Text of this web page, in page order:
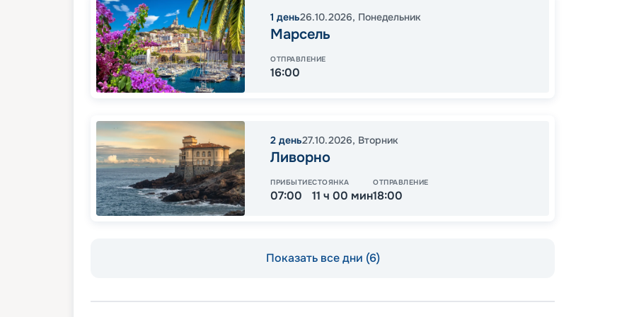
1 день26.10.2026, Понедельник
Марсель
ОТПРАВЛЕНИЕ
16:00
2 день27.10.2026, Вторник
Ливорно
ПРИБЫТИЕ
07:00
СТОЯНКА
11 ч 00 мин
ОТПРАВЛЕНИЕ
18:00
Показать все дни (6)